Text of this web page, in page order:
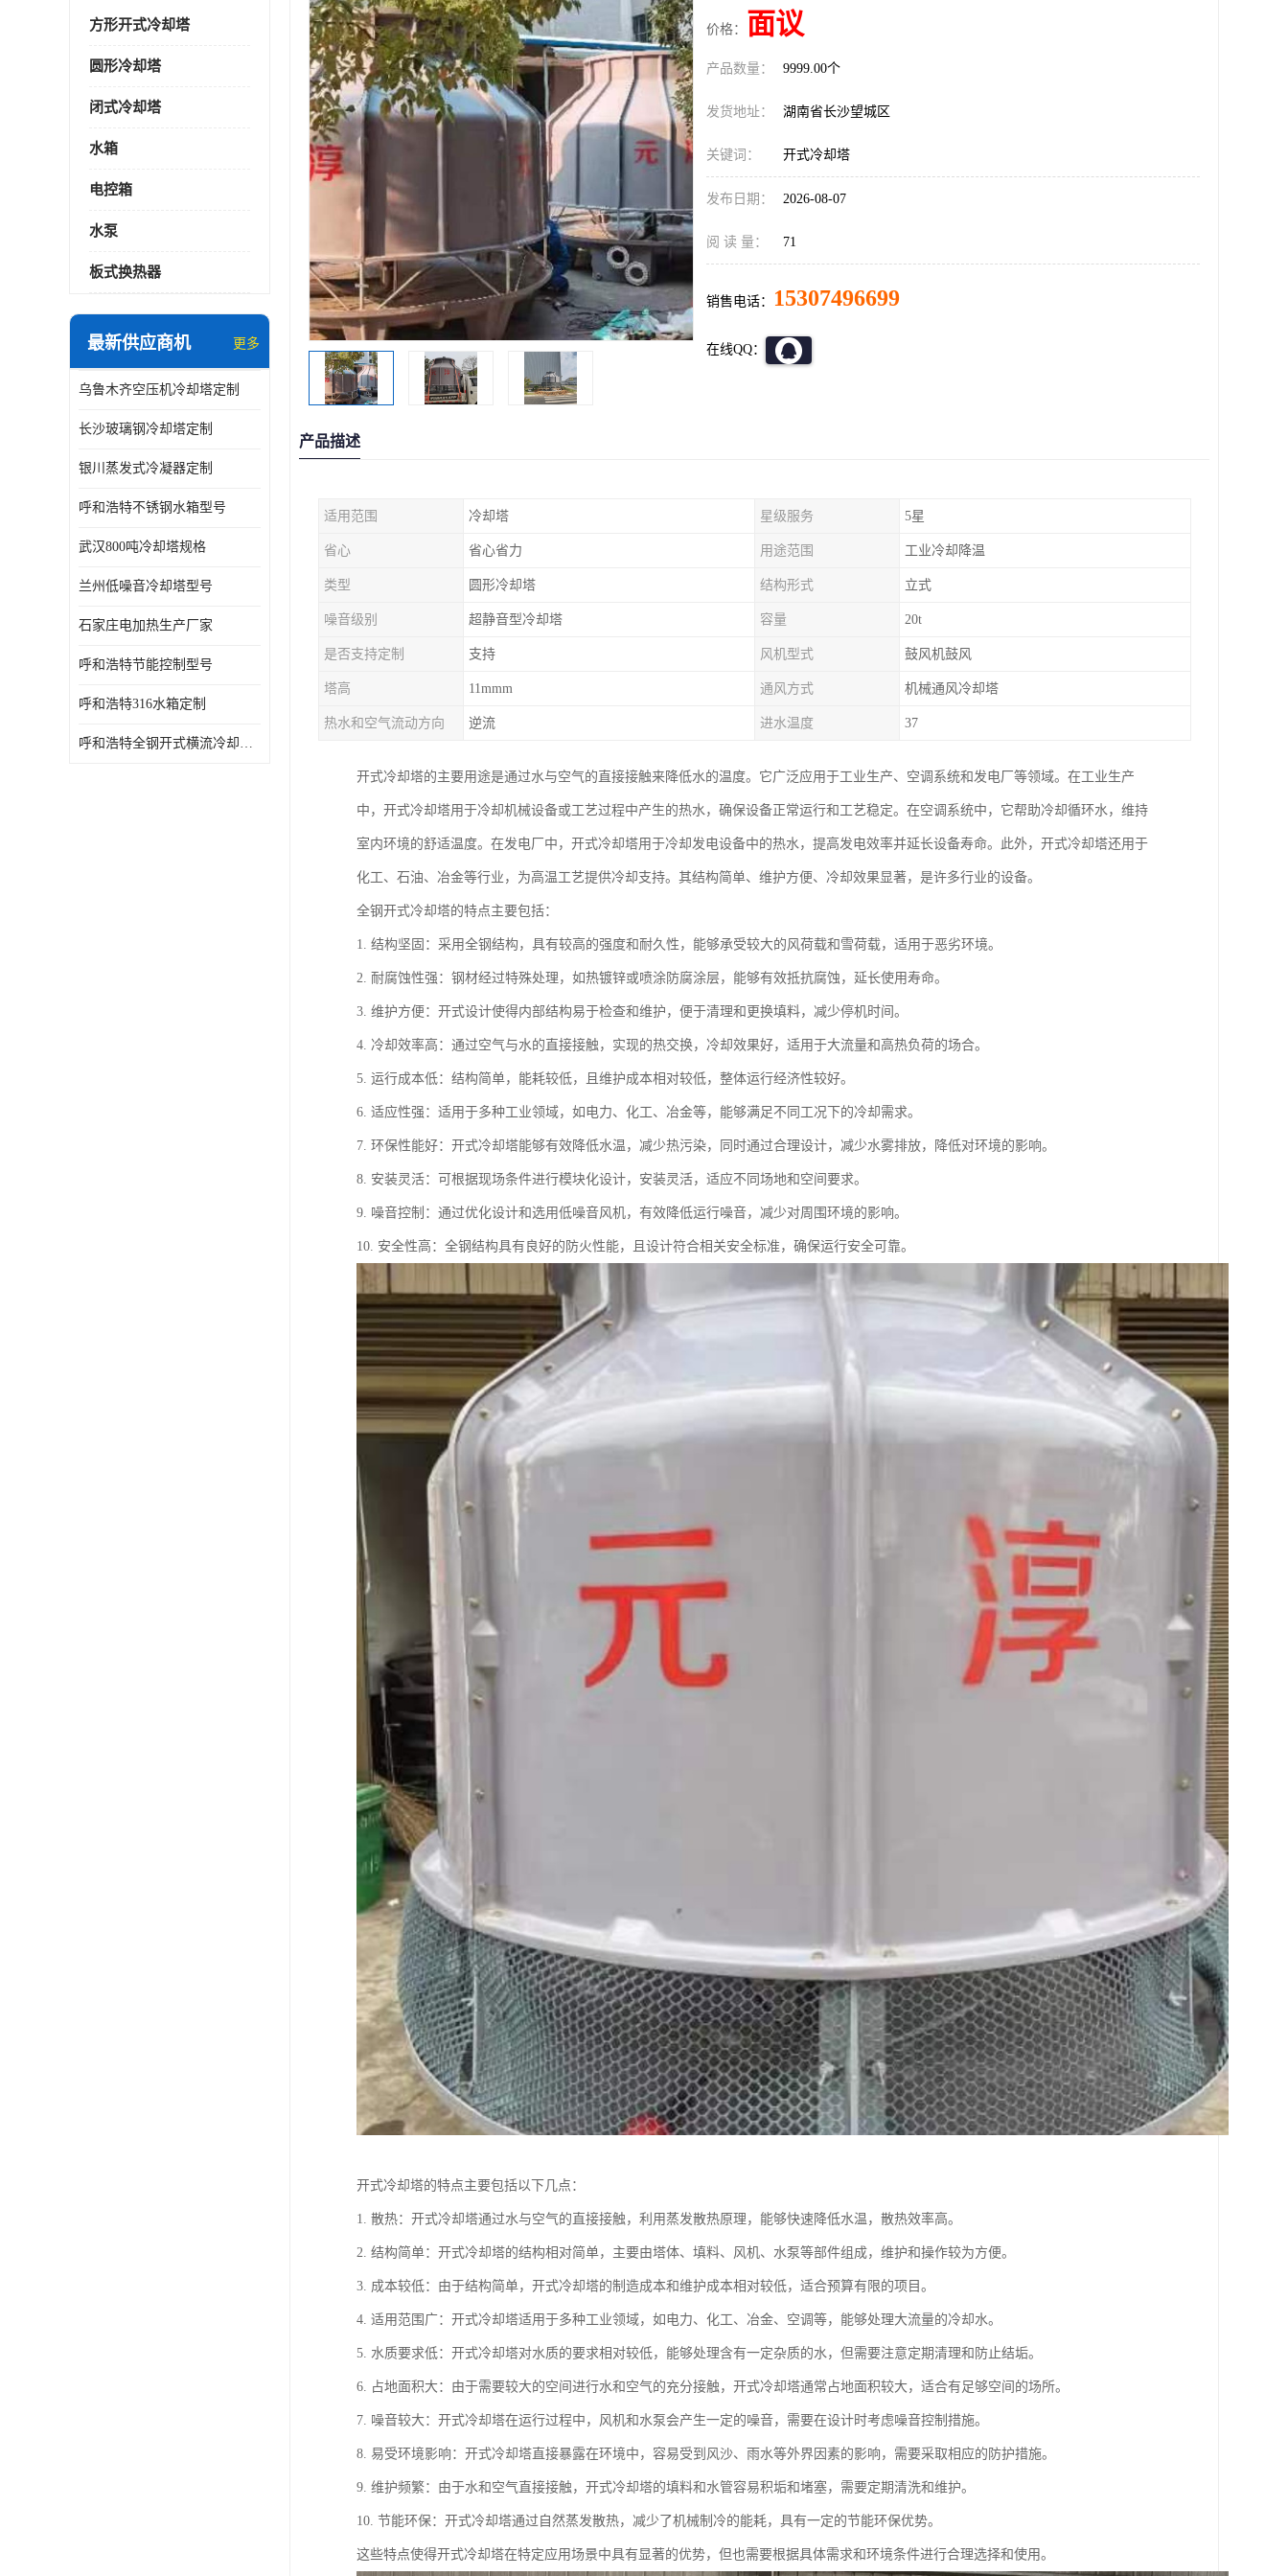
方形开式冷却塔
圆形冷却塔
闭式冷却塔
水箱
电控箱
水泵
板式换热器
最新供应商机 更多
乌鲁木齐空压机冷却塔定制
长沙玻璃钢冷却塔定制
银川蒸发式冷凝器定制
呼和浩特不锈钢水箱型号
武汉800吨冷却塔规格
兰州低噪音冷却塔型号
石家庄电加热生产厂家
呼和浩特节能控制型号
呼和浩特316水箱定制
呼和浩特全钢开式横流冷却塔型号
价格： 面议
产品数量： 9999.00个
发货地址： 湖南省长沙望城区
关键词： 开式冷却塔
发布日期： 2026-08-07
阅 读 量： 71
销售电话： 15307496699
在线QQ：
产品描述
适用范围 冷却塔 星级服务 5星
省心 省心省力 用途范围 工业冷却降温
类型 圆形冷却塔 结构形式 立式
噪音级别 超静音型冷却塔 容量 20t
是否支持定制 支持 风机型式 鼓风机鼓风
塔高 11mmm 通风方式 机械通风冷却塔
热水和空气流动方向 逆流 进水温度 37
开式冷却塔的主要用途是通过水与空气的直接接触来降低水的温度。它广泛应用于工业生产、空调系统和发电厂等领域。在工业生产
中，开式冷却塔用于冷却机械设备或工艺过程中产生的热水，确保设备正常运行和工艺稳定。在空调系统中，它帮助冷却循环水，维持
室内环境的舒适温度。在发电厂中，开式冷却塔用于冷却发电设备中的热水，提高发电效率并延长设备寿命。此外，开式冷却塔还用于
化工、石油、冶金等行业，为高温工艺提供冷却支持。其结构简单、维护方便、冷却效果显著，是许多行业的设备。
全钢开式冷却塔的特点主要包括：
1. 结构坚固：采用全钢结构，具有较高的强度和耐久性，能够承受较大的风荷载和雪荷载，适用于恶劣环境。
2. 耐腐蚀性强：钢材经过特殊处理，如热镀锌或喷涂防腐涂层，能够有效抵抗腐蚀，延长使用寿命。
3. 维护方便：开式设计使得内部结构易于检查和维护，便于清理和更换填料，减少停机时间。
4. 冷却效率高：通过空气与水的直接接触，实现的热交换，冷却效果好，适用于大流量和高热负荷的场合。
5. 运行成本低：结构简单，能耗较低，且维护成本相对较低，整体运行经济性较好。
6. 适应性强：适用于多种工业领域，如电力、化工、冶金等，能够满足不同工况下的冷却需求。
7. 环保性能好：开式冷却塔能够有效降低水温，减少热污染，同时通过合理设计，减少水雾排放，降低对环境的影响。
8. 安装灵活：可根据现场条件进行模块化设计，安装灵活，适应不同场地和空间要求。
9. 噪音控制：通过优化设计和选用低噪音风机，有效降低运行噪音，减少对周围环境的影响。
10. 安全性高：全钢结构具有良好的防火性能，且设计符合相关安全标准，确保运行安全可靠。
开式冷却塔的特点主要包括以下几点：
1. 散热：开式冷却塔通过水与空气的直接接触，利用蒸发散热原理，能够快速降低水温，散热效率高。
2. 结构简单：开式冷却塔的结构相对简单，主要由塔体、填料、风机、水泵等部件组成，维护和操作较为方便。
3. 成本较低：由于结构简单，开式冷却塔的制造成本和维护成本相对较低，适合预算有限的项目。
4. 适用范围广：开式冷却塔适用于多种工业领域，如电力、化工、冶金、空调等，能够处理大流量的冷却水。
5. 水质要求低：开式冷却塔对水质的要求相对较低，能够处理含有一定杂质的水，但需要注意定期清理和防止结垢。
6. 占地面积大：由于需要较大的空间进行水和空气的充分接触，开式冷却塔通常占地面积较大，适合有足够空间的场所。
7. 噪音较大：开式冷却塔在运行过程中，风机和水泵会产生一定的噪音，需要在设计时考虑噪音控制措施。
8. 易受环境影响：开式冷却塔直接暴露在环境中，容易受到风沙、雨水等外界因素的影响，需要采取相应的防护措施。
9. 维护频繁：由于水和空气直接接触，开式冷却塔的填料和水管容易积垢和堵塞，需要定期清洗和维护。
10. 节能环保：开式冷却塔通过自然蒸发散热，减少了机械制冷的能耗，具有一定的节能环保优势。
这些特点使得开式冷却塔在特定应用场景中具有显著的优势，但也需要根据具体需求和环境条件进行合理选择和使用。